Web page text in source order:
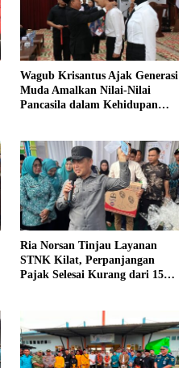
Wagub Krisantus Ajak Generasi
Muda Amalkan Nilai-Nilai
Pancasila dalam Kehidupan
Ria Norsan Tinjau Layanan
STNK Kilat, Perpanjangan
Pajak Selesai Kurang dari 15